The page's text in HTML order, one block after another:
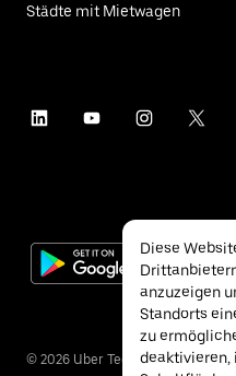
Städte mit Mietwagen
© 2026 Uber Technologies Inc.
Diese
anzuzeigen
Standorts
zu
deaktivieren,